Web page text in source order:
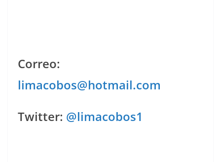
Correo:
limacobos@hotmail.com
Twitter: @limacobos1